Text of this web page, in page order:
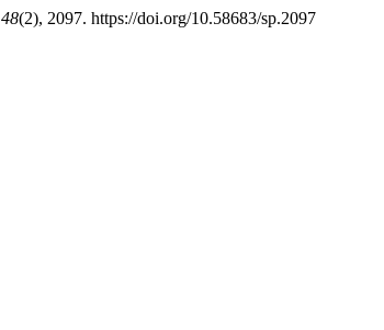
48(2), 2097. https://doi.org/10.58683/sp.2097